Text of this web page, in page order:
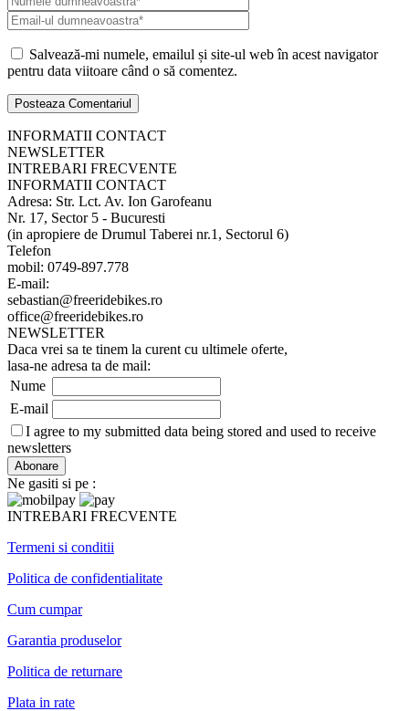
Salvează-mi numele, emailul și site-ul web în acest navigator
pentru data viitoare când o să comentez.
INFORMATII CONTACT
NEWSLETTER
INTREBARI FRECVENTE
INFORMATII CONTACT
Adresa: Str. Lct. Av. Ion Garofeanu
Nr. 17, Sector 5 - Bucuresti
(in apropiere de Drumul Taberei nr.1, Sectorul 6)
Telefon
mobil: 0749-897.778
E-mail:
sebastian@freeridebikes.ro
office@freeridebikes.ro
NEWSLETTER
Daca vrei sa te tinem la curent cu ultimele oferte,
lasa-ne adresa ta de mail:
Nume
E-mail
I agree to my submitted data being stored and used to receive
newsletters
Ne gasiti si pe :
INTREBARI FRECVENTE
Termeni si conditii
Politica de confidentialitate
Cum cumpar
Garantia produselor
Politica de returnare
Plata in rate